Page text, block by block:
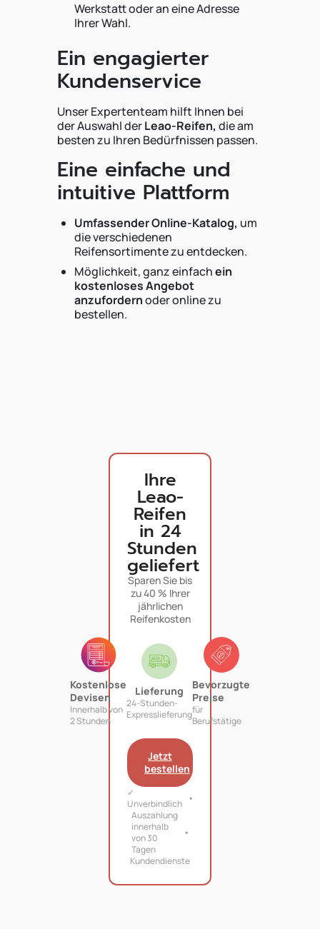
Werkstatt oder an eine Adresse
Ihrer Wahl.
Ein engagierter
Kundenservice
Unser Expertenteam hilft Ihnen bei
der Auswahl derLeao-Reifen, die am
besten zu Ihren Bedürfnissen passen.
Eine einfache und
intuitive Plattform
Umfassender Online-Katalog, um
die verschiedenen
Reifensortimente zu entdecken.
Möglichkeit, ganz einfachein
kostenloses Angebot
anzufordernoder online zu
bestellen.
Ihre
Leao-
Reifen
in 24
Stunden
geliefert
Sparen Sie bis
zu 40 % Ihrer
jährlichen
Reifenkosten
Kostenlose
Devisen
Innerhalb von
2 Stunden
Lieferung
24-Stunden-
Expresslieferung
Bevorzugte
Preise
für
Berufstätige
Jetzt
bestellen
✓
Unverbindlich
Auszahlung
innerhalb
von 30
Tagen
Kundendienste